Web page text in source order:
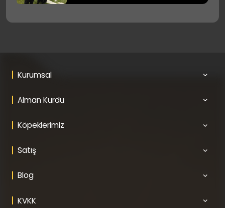
Kurumsal
Alman Kurdu
Köpeklerimiz
Satış
Blog
KVKK